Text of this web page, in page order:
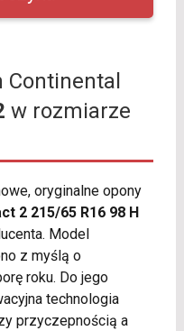
w rozmiarze
oryginalne opony
2 215/65 R16 98 H
Model
z myślą o
roku. Do jego
technologia
przyczepnością a